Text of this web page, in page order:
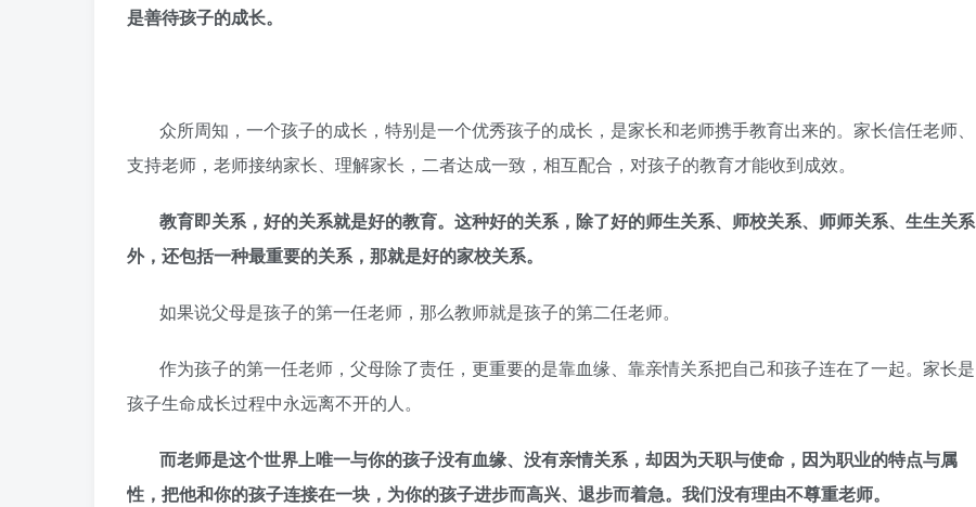
是善待孩子的成长。
众所周知，一个孩子的成长，特别是一个优秀孩子的成长，是家长和老师携手教育出来的。家长信任老师、
支持老师，老师接纳家长、理解家长，二者达成一致，相互配合，对孩子的教育才能收到成效。
教育即关系，好的关系就是好的教育。这种好的关系，除了好的师生关系、师校关系、师师关系、生生关系
外，还包括一种最重要的关系，那就是好的家校关系。
如果说父母是孩子的第一任老师，那么教师就是孩子的第二任老师。
作为孩子的第一任老师，父母除了责任，更重要的是靠血缘、靠亲情关系把自己和孩子连在了一起。家长是
孩子生命成长过程中永远离不开的人。
而老师是这个世界上唯一与你的孩子没有血缘、没有亲情关系，却因为天职与使命，因为职业的特点与属
性，把他和你的孩子连接在一块，为你的孩子进步而高兴、退步而着急。我们没有理由不尊重老师。